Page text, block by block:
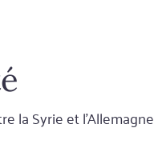
la Syrie et l’Allemagne